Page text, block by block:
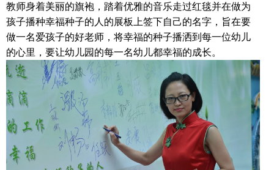
教师身着美丽的旗袍，踏着优雅的音乐走过红毯并在做为
孩子播种幸福种子的人的展板上签下自己的名字，旨在要
做一名爱孩子的好老师，将幸福的种子播洒到每一位幼儿
的心里，要让幼儿园的每一名幼儿都幸福的成长。